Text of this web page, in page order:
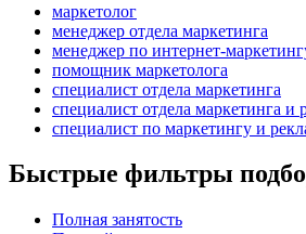
маркетолог
менеджер отдела маркетинга
менеджер по интернет-
помощник маркетолога
специалист отдела маркетинга
специалист отдела маркетинга и
специалист по маркетингу и
Быстрые фильтры
Полная занятость